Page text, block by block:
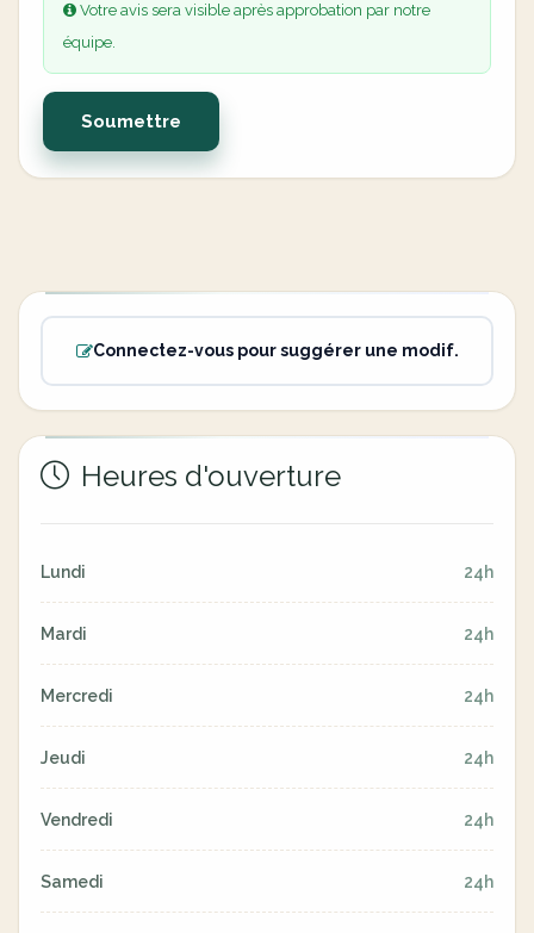
Votre avis sera visible après approbation par notre
équipe.
Soumettre
Connectez-vous pour suggérer une modif.
Heures d'ouverture
Lundi 24h
Mardi 24h
Mercredi 24h
Jeudi 24h
Vendredi 24h
Samedi 24h